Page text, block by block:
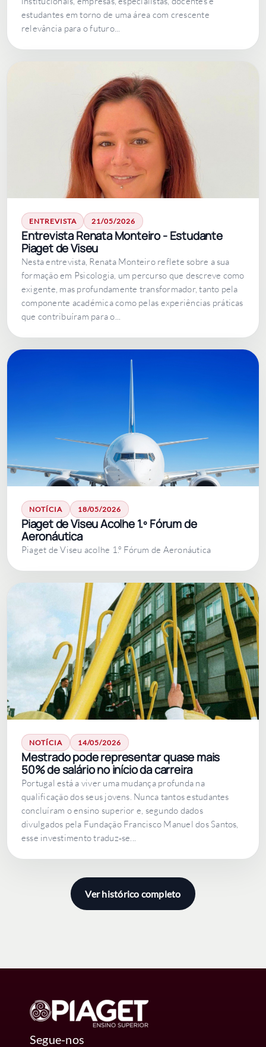
estudantes em torno de uma área com crescente
relevância para o futuro...
ENTREVISTA 21/05/2026
Entrevista Renata Monteiro - Estudante
Piaget de Viseu
Nesta entrevista, Renata Monteiro reflete sobre a sua
formação em Psicologia, um percurso que descreve como
exigente, mas profundamente transformador, tanto pela
componente académica como pelas experiências práticas
que contribuíram para o...
NOTÍCIA 18/05/2026
Piaget de Viseu Acolhe 1.º Fórum de
Aeronáutica
Piaget de Viseu acolhe 1.º Fórum de Aeronáutica
NOTÍCIA 14/05/2026
Mestrado pode representar quase mais
50% de salário no início da carreira
Portugal está a viver uma mudança profunda na
qualificação dos seus jovens. Nunca tantos estudantes
concluíram o ensino superior e, segundo dados
divulgados pela Fundação Francisco Manuel dos Santos,
esse investimento traduz‑se...
Ver histórico completo
Segue-nos